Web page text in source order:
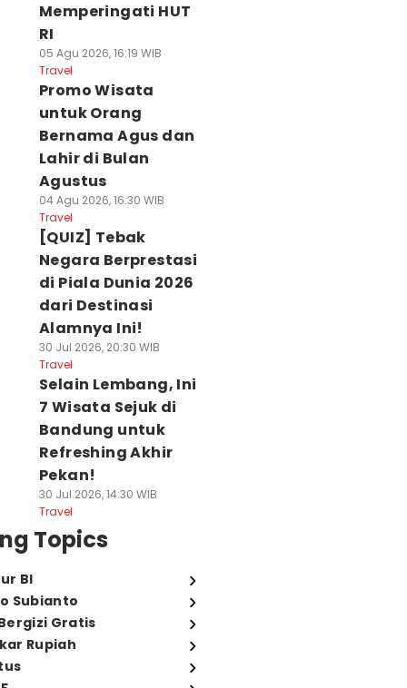
Memperingati HUT
RI
05 Agu 2026, 16:19 WIB
Travel
Promo Wisata
untuk Orang
Bernama Agus dan
Lahir di Bulan
Agustus
04 Agu 2026, 16:30 WIB
Travel
[QUIZ] Tebak
Negara Berprestasi
di Piala Dunia 2026
dari Destinasi
Alamnya Ini!
30 Jul 2026, 20:30 WIB
Travel
Selain Lembang, Ini
7 Wisata Sejuk di
Bandung untuk
Refreshing Akhir
Pekan!
30 Jul 2026, 14:30 WIB
Travel
Topics
BI
Subianto
Gratis
Rupiah